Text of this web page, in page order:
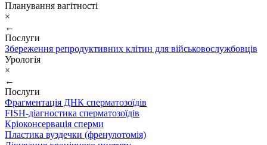
Планування вагітності
×
←
Послуги
Збереження репродуктивних клітин для військовослужбовців
Урологія
×
←
Послуги
Фрагментація ДНК сперматозоїдів
FISH-діагностика сперматозоїдів
Кріоконсервація сперми
Пластика вуздечки (френулотомія)